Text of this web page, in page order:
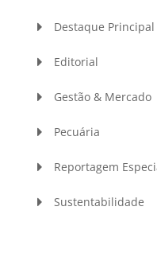
Destaque Principal
Editorial
Gestão & Mercado
Pecuária
Reportagem
Sustentabilidade